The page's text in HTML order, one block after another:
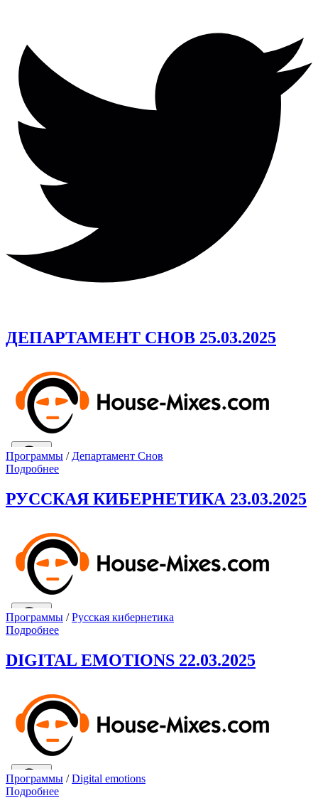
ДЕПАРТАМЕНТ СНОВ 25.03.2025
Программы / Департамент Снов
Подробнее
РУССКАЯ КИБЕРНЕТИКА 23.03.2025
Программы /Русская кибернетика
Подробнее
DIGITAL EMOTIONS 22.03.2025
Программы /Digital emotions
Подробнее